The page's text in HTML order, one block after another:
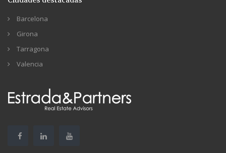
Barcelona
Girona
Tarragona
Valencia